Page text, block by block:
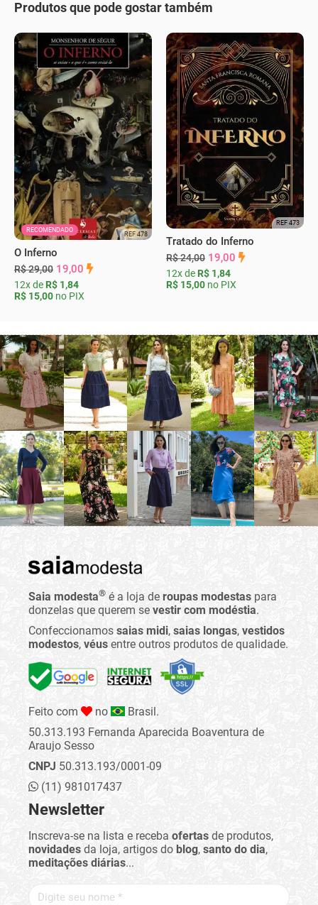
Produtos que pode gostar também
REF 478
RECOMENDADO
O Inferno
R$ 29,00 19,00
12x de R$ 1,84
R$ 15,00 no PIX
REF 473
Tratado do Inferno
R$ 24,00 19,00
12x de R$ 1,84
R$ 15,00 no PIX
Saia modesta® é a loja de roupas modestas para
donzelas que querem se vestir com modéstia.
Confeccionamos saias midi, saias longas, vestidos
modestos, véus entre outros produtos de qualidade.
Feito com no
Brasil.
50.313.193 Fernanda Aparecida Boaventura de
Araujo Sesso
CNPJ50.313.193/0001-09
(11) 981017437
Newsletter
Inscreva-se na lista e receba ofertas de produtos,
novidades da loja, artigos do blog, santo do dia,
meditações diárias...